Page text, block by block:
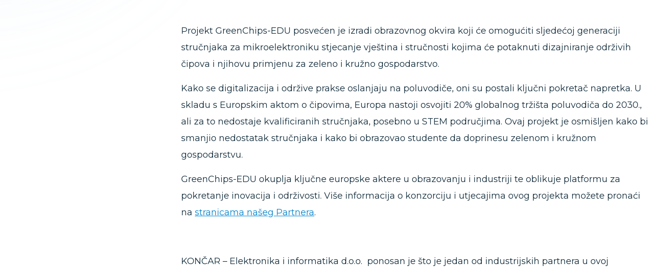
Projekt GreenChips-EDU posvećen je izradi obrazovnog okvira koji će omogućiti sljedećoj generaciji
stručnjaka za mikroelektroniku stjecanje vještina i stručnosti kojima će potaknuti dizajniranje održivih
čipova i njihovu primjenu za zeleno i kružno gospodarstvo.
Kako se digitalizacija i održive prakse oslanjaju na poluvodiče, oni su postali ključni pokretač napretka. U
skladu s Europskim aktom o čipovima, Europa nastoji osvojiti 20% globalnog tržišta poluvodiča do 2030.,
ali za to nedostaje kvalificiranih stručnjaka, posebno u STEM područjima. Ovaj projekt je osmišljen kako bi
smanjio nedostatak stručnjaka i kako bi obrazovao studente da doprinesu zelenom i kružnom
gospodarstvu.
GreenChips-EDU okuplja ključne europske aktere u obrazovanju i industriji te oblikuje platformu za
pokretanje inovacija i održivosti. Više informacija o konzorciju i utjecajima ovog projekta možete pronaći
na stranicama našeg Partnera.
KONČAR – Elektronika i informatika d.o.o. ponosan je što je jedan od industrijskih partnera u ovoj